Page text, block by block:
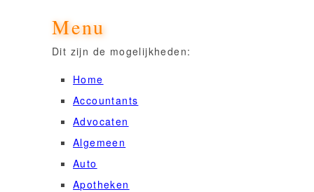
Menu
Dit zijn de mogelijkheden:
Home
Accountants
Advocaten
Algemeen
Auto
Apotheken